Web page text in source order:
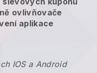
ovlivňovače
aplikace
IOS a Android